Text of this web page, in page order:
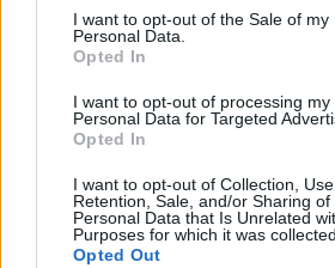
consent section.
I want to opt-out of the Sale of my
Personal Data.
Opted In
I want to opt-out of processing my
Personal Data for Targeted
Opted In
I want to opt-out of Collection, Use,
Retention, Sale, and/or Sharing of
Personal Data that Is Unrelated
Purposes for which it was collected.
Opted Out